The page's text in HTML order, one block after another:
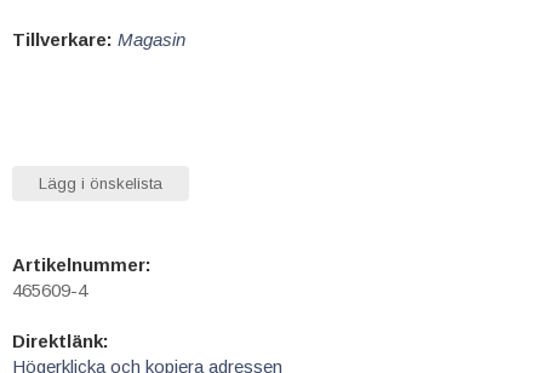
Tillverkare: Magasin
Lägg i önskelista
Artikelnummer:
465609-4
Direktlänk:
Högerklicka och kopiera adressen